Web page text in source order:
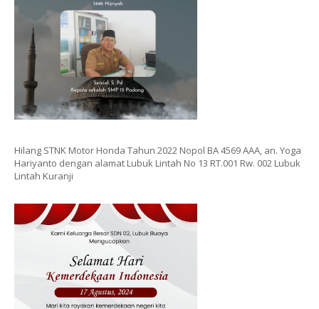
Hilang STNK Motor Honda Tahun 2022 Nopol BA 4569 AAA, an. Yoga
Hariyanto dengan alamat Lubuk Lintah No 13 RT.001 Rw. 002 Lubuk
Lintah Kuranji